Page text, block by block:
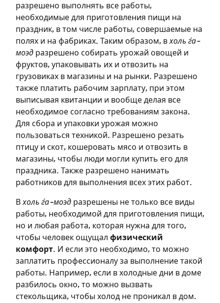
разрешено выполнять все работы,
необходимые для приготовления пищи на
праздник, в том числе работы, совершаемые на
полях и на фабриках. Таким образом, вхоль ѓа-
моэд разрешено собирать урожай овощей и
фруктов, упаковывать их и отвозить на
грузовиках в магазины и на рынки. Разрешено
также платить рабочим зарплату, при этом
выписывая квитанции и вообще делая все
необходимое согласно требованиям закона.
Для сбора и упаковки урожая можно
пользоваться техникой. Разрешено резать
птицу и скот, кошеровать мясо и отвозить в
магазины, чтобы люди могли купить его для
праздника. Также разрешено нанимать
работников для выполнения всех этих работ.
Вхоль ѓа-моэд разрешены не только все виды
работы, необходимой для приготовления пищи,
но и любая работа, которая нужна для того,
чтобы человек ощущал физический
комфорт. И если это необходимо, то можно
заплатить профессионалу за выполнение такой
работы. Например, если в холодные дни в доме
разбилось окно, то можно вызвать
стекольщика, чтобы холод не проникал в дом.